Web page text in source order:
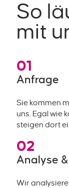
So
mit
01
Anfrage
Sie kommen
uns. Egal wie
steigen dort
02
Analyse
Wir